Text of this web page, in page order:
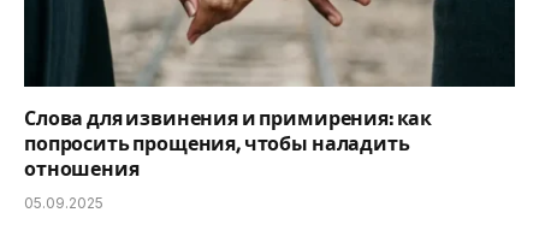
Слова для извинения и примирения: как
попросить прощения, чтобы наладить
отношения
05.09.2025